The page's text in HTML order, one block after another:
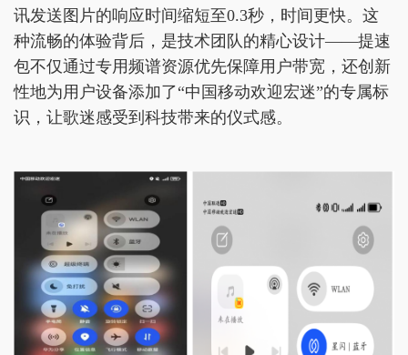
讯发送图片的响应时间缩短至0.3秒，时间更快。这
种流畅的体验背后，是技术团队的精心设计——提速
包不仅通过专用频谱资源优先保障用户带宽，还创新
性地为用户设备添加了“中国移动欢迎宏迷”的专属标
识，让歌迷感受到科技带来的仪式感。